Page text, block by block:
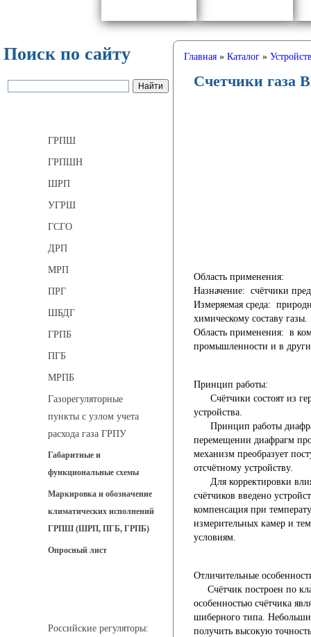
Поиск по сайту
ГРПШ
ГРПШН
ШРП
УГРШ
ГСГО
ДРП
МРП
ПРГ
ШБДГ
ГРПБ
ПГБ
МРПБ
Газорегуляторные
пункты с узлом учета
расхода газа ГРПУ
Габаритные и
функциональные схемы
Маркировка и обозначение
климатических исполнений
ГРПШ (ШРП, ПГБ, ГРПБ)
Опросный лист
Российские регуляторы:
Главная» Каталог»
Счетчики газа
Область применения:
Назначение: счётчики
Измеряемая среда:
химическому составу газы.
Область применения: в
промышленности и в
Принцип работы:
Счётчики состоят из
устройства.
Принцип работы
перемещении диафрагм
механизм преобразует
отсчётному устройству.
Для корректировки
счётчиков введено
компенсация при
измерительных камер и
условиям.
Отличительные
Счётчик построен по
особенностью счётчика
шиберного типа.
получить высокую